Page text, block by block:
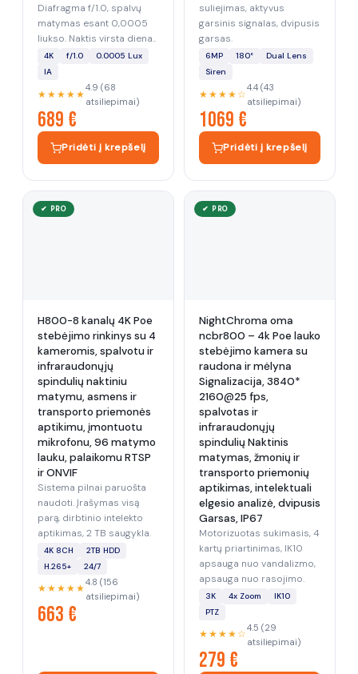
Diafragma f/1.0, spalvų
matymas esant 0,0005
liukso. Naktis virsta diena..
4K f/1.0
0.0005 Lux
IA
★★★★★
4.9 (68
atsiliepimai)
689 €
Pridėti į krepšelį
suliejimas, aktyvus
garsinis signalas, dvipusis
garsas.
6MP 180°
Dual Lens
Siren
★★★★☆
4.4 (43
atsiliepimai)
1069 €
Pridėti į krepšelį
✔ PRO
H800-8 kanalų 4K Poe
stebėjimo rinkinys su 4
kameromis, spalvotu ir
infraraudonųjų
spindulių naktiniu
matymu, asmens ir
transporto priemonės
aptikimu, įmontuotu
mikrofonu, 96 matymo
lauku, palaikomu RTSP
ir ONVIF
Sistema pilnai paruošta
naudoti. Įrašymas visą
parą, dirbtinio intelekto
aptikimas, 2 TB saugykla.
4K 8CH
2TB HDD
H.265+
24/7
★★★★★
4.8 (156
atsiliepimai)
663 €
✔ PRO
NightChroma oma
ncbr800 – 4k Poe lauko
stebėjimo kamera su
raudona ir mėlyna
Signalizacija, 3840*
2160@25 fps,
spalvotas ir
infraraudonųjų
spindulių Naktinis
matymas, žmonių ir
transporto priemonių
aptikimas, intelektuali
elgesio analizė, dvipusis
Garsas, IP67
Motorizuotas sukimasis, 4
kartų priartinimas, IK10
apsauga nuo vandalizmo,
apsauga nuo rasojimo.
3K 4x Zoom
IK10
PTZ
★★★★☆
4.5 (29
atsiliepimai)
279 €